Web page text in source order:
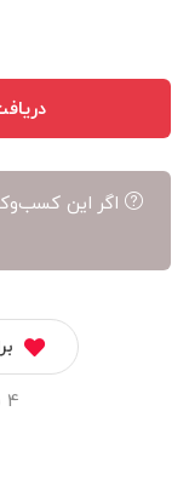
اگر این
4 شخص بوکمارک کرده اند